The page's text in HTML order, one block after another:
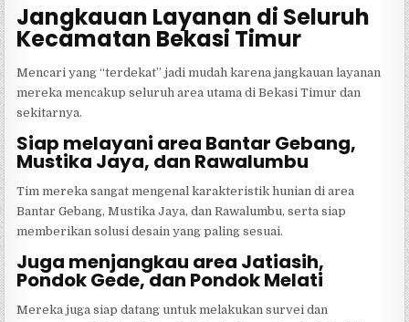
Jangkauan Layanan di Seluruh
Kecamatan Bekasi Timur
Mencari yang “terdekat” jadi mudah karena jangkauan layanan
mereka mencakup seluruh area utama di Bekasi Timur dan
sekitarnya.
Siap melayani area Bantar Gebang,
Mustika Jaya, dan Rawalumbu
Tim mereka sangat mengenal karakteristik hunian di area
Bantar Gebang, Mustika Jaya, dan Rawalumbu, serta siap
memberikan solusi desain yang paling sesuai.
Juga menjangkau area Jatiasih,
Pondok Gede, dan Pondok Melati
Mereka juga siap datang untuk melakukan survei dan